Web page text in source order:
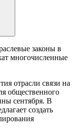
законы в
многочисленные
отрасли связи на
общественного
сентября. В
создать